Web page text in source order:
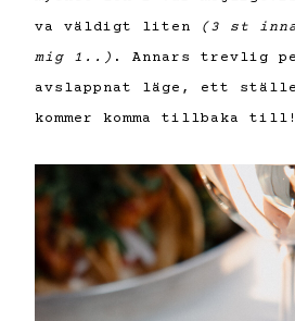
va väldigt liten
(3 st
mig 1..) . Annars trevlig
avslappnat läge, ett
kommer komma tillbaka